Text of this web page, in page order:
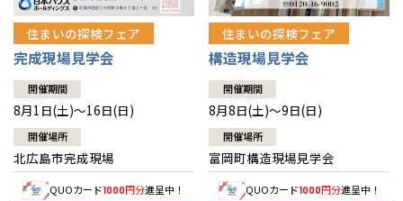
デザイン賞各種受賞
セントラルヒーティング
住まいのお手入れ集
安心の管理体制
ギャラリー
ニュースリリース
代表ごあいさつ
企業理念
会社概要
会員サイト
住まいの探検フェア
完成現場見学会
開催期間
8月1日(土)～16日(日)
開催場所
北広島市完成現場
QUOカード1000円分進呈中！
住まいの探検フェア
構造現場見学会
開催期間
8月8日(土)～9日(日)
開催場所
富岡町構造現場見学会
QUOカード1000円分進呈中！